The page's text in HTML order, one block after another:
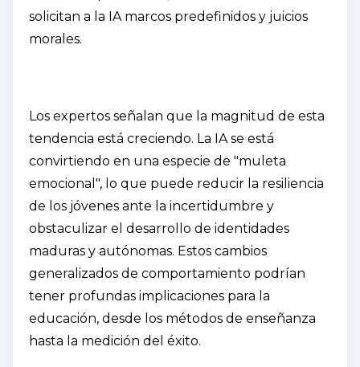
solicitan a la IA marcos predefinidos y juicios
morales.
Los expertos señalan que la magnitud de esta
tendencia está creciendo. La IA se está
convirtiendo en una especie de "muleta
emocional", lo que puede reducir la resiliencia
de los jóvenes ante la incertidumbre y
obstaculizar el desarrollo de identidades
maduras y autónomas. Estos cambios
generalizados de comportamiento podrían
tener profundas implicaciones para la
educación, desde los métodos de enseñanza
hasta la medición del éxito.